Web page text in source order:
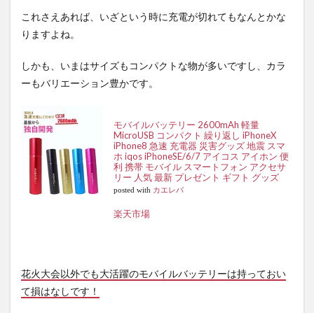
これさえあれば、いざという時に充電が切れてもなんとかな
りますよね。
しかも、いまはサイズもコンパクトな物が多いですし、カラ
ーもバリエーション豊かです。
モバイルバッテリー 2600mAh 軽量
MicroUSB コンパクト 繰り返し iPhoneX
iPhone8 急速 充電器 災害グッズ 地震 スマ
ホ iqos iPhoneSE/6/7 アイコス アイホン 便
利 携帯 モバイル スマートフォン アクセサ
リー 人気 最新 プレゼント ギフト グッズ
posted with カエレバ
楽天市場
花火大会以外でも大活躍のモバイルバッテリーは持っておい
て損はなしです！